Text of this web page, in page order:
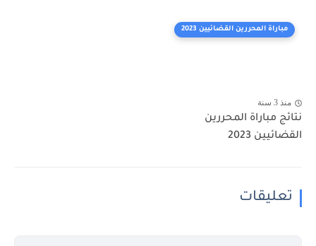
مباراة المحررين القضائيين 2023
منذ 3 سنة
نتائج مباراة المحررين
القضائيين 2023
تعليقات